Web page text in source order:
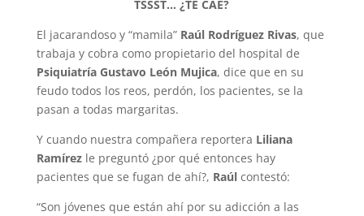
TSSST… ¿TE CAE?
El jacarandoso y “mamila” Raúl Rodríguez Rivas, que
trabaja y cobra como propietario del hospital de
Psiquiatría Gustavo León Mujica, dice que en su
feudo todos los reos, perdón, los pacientes, se la
pasan a todas margaritas.
Y cuando nuestra compañera reportera Liliana
Ramírezle preguntó ¿por qué entonces hay
pacientes que se fugan de ahí?, Raúl contestó:
“Son jóvenes que están ahí por su adicción a las